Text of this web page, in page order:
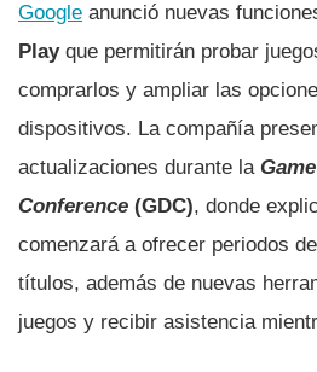
Google anunció nuevas
Playque permitirán probar
comprarlos y ampliar las
dispositivos. La compañía
actualizaciones durante la
Conference (GDC), donde
comenzará a ofrecer periodos
títulos, además de nuevas
juegos y recibir asistencia